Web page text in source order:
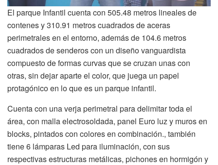
El parque Infantil cuenta con 505.48 metros lineales de
contenes y 310.91 metros cuadrados de aceras
perimetrales en el entorno, además de 104.6 metros
cuadrados de senderos con un diseño vanguardista
compuesto de formas curvas que se cruzan unas con
otras, sin dejar aparte el color, que juega un papel
protagónico en lo que es un parque infantil.
Cuenta con una verja perimetral para delimitar toda el
área, con malla electrosoldada, panel Euro luz y muros en
blocks, pintados con colores en combinación., también
tiene 6 lámparas Led para iluminación, con sus
respectivas estructuras metálicas, pichones en hormigón y